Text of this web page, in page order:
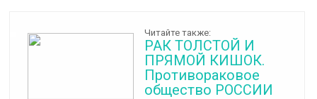
Читайте также:
РАК ТОЛСТОЙ И
ПРЯМОЙ КИШОК.
Противораковое
общество РОССИИ